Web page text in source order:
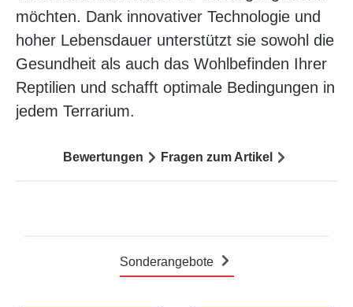
möchten. Dank innovativer Technologie und
hoher Lebensdauer unterstützt sie sowohl die
Gesundheit als auch das Wohlbefinden Ihrer
Reptilien und schafft optimale Bedingungen in
jedem Terrarium.
Bewertungen Fragen zum Artikel
Sonderangebote